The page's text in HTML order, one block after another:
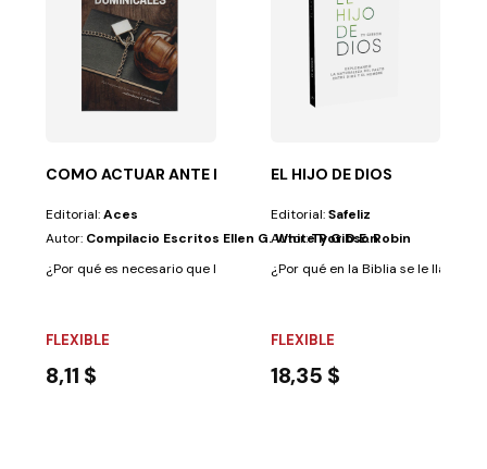
a crecer en las nuevas formas de la religión....
COMO ACTUAR ANTE LAS LEYES DOMINICALES
Editorial:Aces
Autor: Compilacio Escritos Ellen G. White Por D.E. Robin
¿Por qué es necesario que leamos este libro? Porque la Iglesia
FLEXIBLE
8,11 $
EL HIJO DE DIOS
Editorial:Safeliz
Autor:Ty Gibson
¿Por qué en la Biblia se le llama a
FLEXIBLE
18,35 $